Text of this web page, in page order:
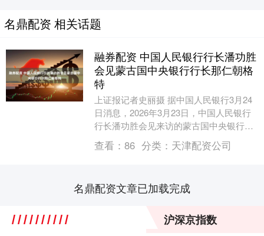
名鼎配资 相关话题
融券配资 中国人民银行行长潘功胜
会见蒙古国中央银行行长那仁朝格
特
上证报记者史丽摄 据中国人民银行3月24
日消息，2026年3月23日，中国人民银行
行长潘功胜会见来访的蒙古国中央银行行
长那仁朝格特。双方就两国经济金融形
势、金融....
查看： 86 分类： 天津配资公司
名鼎配资文章已加载完成
沪深京指数